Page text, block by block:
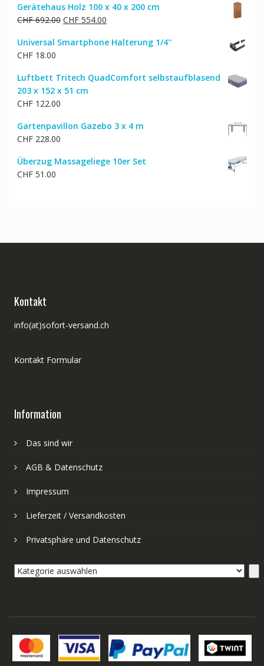
war:
CHF 437.00
ist:
CHF 350.00.
Gerätehaus Holz 100 x 40 x 200 cm
CHF692.00 Ursprünglicher
war:
CHF554.00Aktueller
ist:
Universal Smartphone Halterung 1/4''
CHF18.00
Luftbett Tritech QuadComfort selbstaufblasend
203 x 152 x 51 cm
CHF122.00
Gartenpavillon Gazebo 3 x 4 m
CHF228.00
Überzug Massageliege 10er Set
CHF51.00
Kontakt
info(at)sofort-versand.ch
Kontakt Formular
Information
Das sind wir
AGB & Datenschutz
Impressum
Lieferzeit / Versandkosten
Privatsphäre und Datenschutz
Kategorie